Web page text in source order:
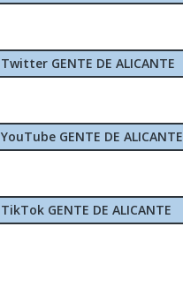
Twitter GENTE DE ALICANTE
YouTube GENTE DE ALICANTE
TikTok GENTE DE ALICANTE